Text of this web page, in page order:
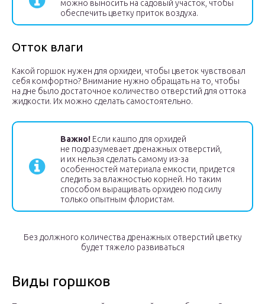
можно выносить на садовый участок, чтобы
обеспечить цветку приток воздуха.
Отток влаги
Какой горшок нужен для орхидеи, чтобы цветок чувствовал
себя комфортно? Внимание нужно обращать на то, чтобы
на дне было достаточное количество отверстий для оттока
жидкости. Их можно сделать самостоятельно.
Важно! Если кашпо для орхидей
не подразумевает дренажных отверстий,
и их нельзя сделать самому из-за
особенностей материала емкости, придется
следить за влажностью корней. Но таким
способом выращивать орхидею под силу
только опытным флористам.
Без должного количества дренажных отверстий цветку
будет тяжело развиваться
Виды горшков